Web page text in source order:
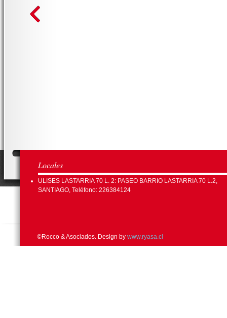
Locales
ULISES LASTARRIA 70 L. 2: PASEO BARRIO LASTARRIA 70 L.2,
SANTIAGO, Teléfono: 226384124
©Rocco & Asociados. Design by www.ryasa.cl